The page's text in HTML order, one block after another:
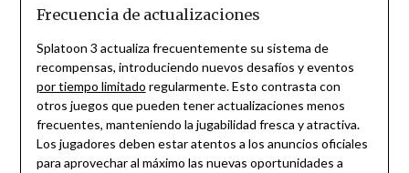
Frecuencia de actualizaciones
Splatoon 3 actualiza frecuentemente su sistema de
recompensas, introduciendo nuevos desafíos y eventos
por tiempo limitado regularmente. Esto contrasta con
otros juegos que pueden tener actualizaciones menos
frecuentes, manteniendo la jugabilidad fresca y atractiva.
Los jugadores deben estar atentos a los anuncios oficiales
para aprovechar al máximo las nuevas oportunidades a